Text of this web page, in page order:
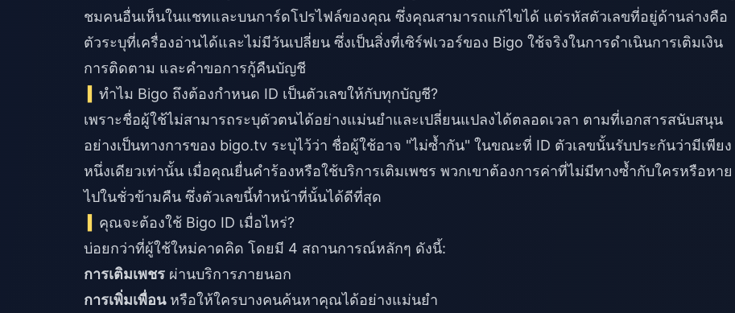
ชมคนอื่นเห็นในแชทและบนการ์ดโปรไฟล์ของคุณ ซึ่งคุณสามารถแก้ไขได้ แต่รหัสตัวเลขที่อยู่ด้านล่างคือ
ตัวระบุที่เครื่องอ่านได้และไม่มีวันเปลี่ยน ซึ่งเป็นสิ่งที่เซิร์ฟเวอร์ของ Bigo ใช้จริงในการดำเนินการเติมเงิน
การติดตาม และคำขอการกู้คืนบัญชี
ทำไม Bigo ถึงต้องกำหนด ID เป็นตัวเลขให้กับทุกบัญชี?
เพราะชื่อผู้ใช้ไม่สามารถระบุตัวตนได้อย่างแม่นยำและเปลี่ยนแปลงได้ตลอดเวลา ตามที่เอกสารสนับสนุน
อย่างเป็นทางการของ bigo.tv ระบุไว้ว่า ชื่อผู้ใช้อาจ "ไม่ซ้ำกัน" ในขณะที่ ID ตัวเลขนั้นรับประกันว่ามีเพียง
หนึ่งเดียวเท่านั้น เมื่อคุณยื่นคำร้องหรือใช้บริการเติมเพชร พวกเขาต้องการค่าที่ไม่มีทางซ้ำกับใครหรือหาย
ไปในชั่วข้ามคืน ซึ่งตัวเลขนี้ทำหน้าที่นั้นได้ดีที่สุด
คุณจะต้องใช้ Bigo ID เมื่อไหร่?
บ่อยกว่าที่ผู้ใช้ใหม่คาดคิด โดยมี 4 สถานการณ์หลักๆ ดังนี้:
การเติมเพชร ผ่านบริการภายนอก
การเพิ่มเพื่อนหรือให้ใครบางคนค้นหาคุณได้อย่างแม่นยำ